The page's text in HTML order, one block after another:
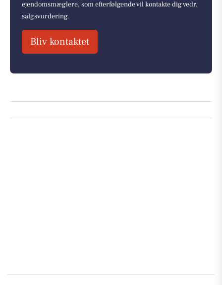
ejendomsmæglere, som efterfølgende vil kontakte dig vedr.
salgsvurdering.
Bliv kontaktet